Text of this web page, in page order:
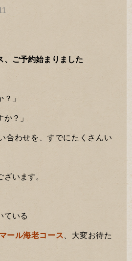
、ご予約始まりました
？」
か？」
合わせを、すでにたくさんい
います。
ている
ール海老コース、大変お待た